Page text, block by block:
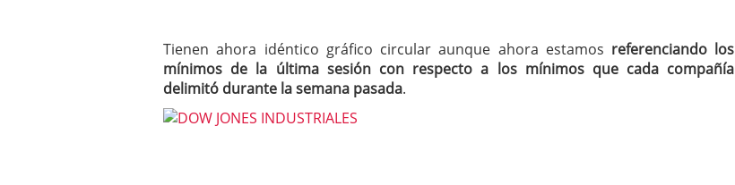
Tienen ahora idéntico gráfico circular aunque ahora estamos referenciando los
mínimos de la última sesión con respecto a los mínimos que cada compañía
delimitó durante la semana pasada.